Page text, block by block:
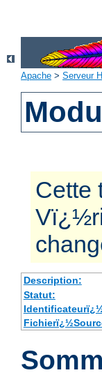
Apache > Serveur
Cette
Description:
Statut: